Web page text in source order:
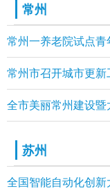
常州
常州一养老院试点
常州市召开城市更
全市美丽常州建设
苏州
全国智能自动化创